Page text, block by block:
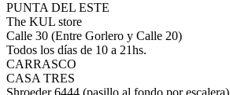
PUNTA DEL ESTE
The KUL store
Calle 30 (Entre Gorlero y Calle 20)
Todos los días de 10 a 21hs.
CARRASCO
CASA TRES
Shroeder 6444 (pasillo al fondo por escalera)